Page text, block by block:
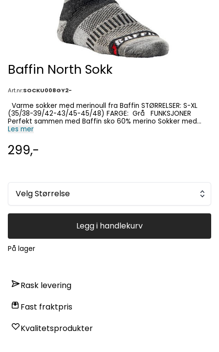
Baffin North Sokk
Art.nr:SOCKU008GY2-
(35/38-39/42-43/45-45/48) FARGE: Grå FUNKSJONER
Perfekt sammen med Baffin sko 60% merino Sokker med
ekstra forsterkninger Sokken er konstruert med merinoull
Les mer
299,-
Velg Størrelse
Legg i handlekurv
På lager
Rask levering
Fast fraktpris
Kvalitetsprodukter